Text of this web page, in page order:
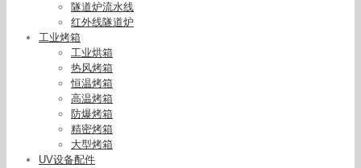
隧道炉流水线
红外线隧道炉
工业烤箱
工业烘箱
热风烤箱
恒温烤箱
高温烤箱
防爆烤箱
精密烤箱
大型烤箱
UV设备配件
200-2桌面式光固机_直销名片机200-2桌面式紫